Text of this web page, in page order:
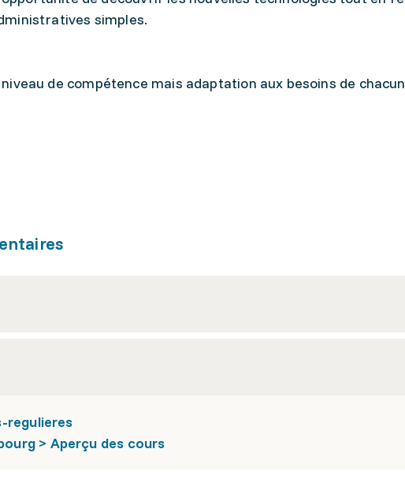
simples.
de compétence mais adaptation aux besoins de
regulieres
> Aperçu des cours